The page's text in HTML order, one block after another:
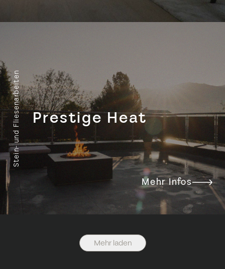
Prestige Heat
Stein- und Fliesen­arbeiten
Mehr Infos
Mehr laden